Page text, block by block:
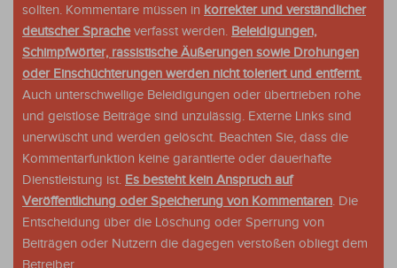
sollten. Kommentare müssen in korrekter und verständlicher
deutscher Spracheverfasst werden. Beleidigungen,
Schimpfwörter, rassistische Äußerungen sowie Drohungen
oder Einschüchterungen werden nicht toleriert und entfernt.
Auch unterschwellige Beleidigungen oder übertrieben rohe
und geistlose Beiträge sind unzulässig. Externe Links sind
unerwüscht und werden gelöscht. Beachten Sie, dass die
Kommentarfunktion keine garantierte oder dauerhafte
Dienstleistung ist. Es besteht kein Anspruch auf
Veröffentlichung oder Speicherung von Kommentaren. Die
Entscheidung über die Löschung oder Sperrung von
Beiträgen oder Nutzern die dagegen verstoßen obliegt dem